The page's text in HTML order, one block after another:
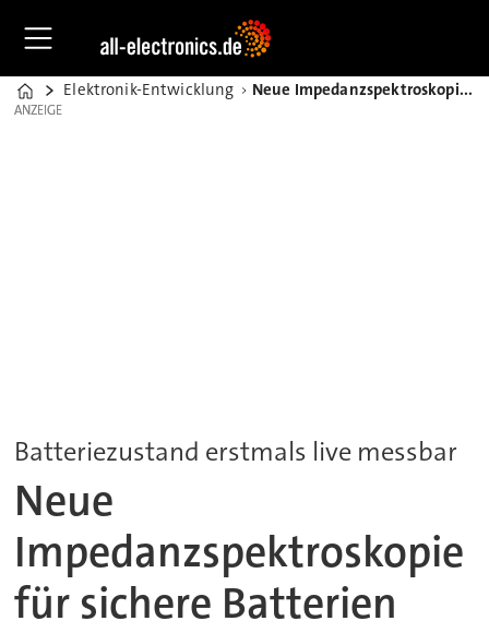
Home
Elektronik-Entwicklung Neue Impedanzspektroskopie für sichere Batterien
ANZEIGE
ANZEIGE
Batteriezustand erstmals live messbar
Neue
Impedanzspektroskopie
für sichere Batterien